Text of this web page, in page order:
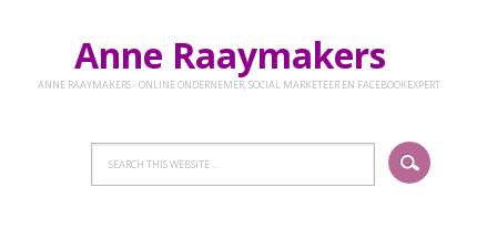
Anne Raaymakers
ANNE RAAYMAKERS - ONLINE ONDERNEMER, SOCIAL MARKETEER EN FACEBOOKEXPERT